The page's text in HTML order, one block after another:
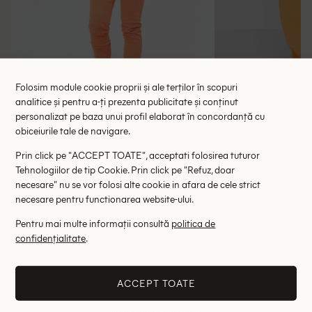
Blugi Zara, portocaliu
RRP: 149.00 lei
40
Blugi Sixth
W26
Altii au fost interesati de
Folosim module cookie proprii și ale terților în scopuri
analitice și pentru a-ți prezenta publicitate și conținut
personalizat pe baza unui profil elaborat în concordanță cu
obiceiurile tale de navigare.
Prin click pe "ACCEPT TOATE", acceptati folosirea tuturor
Tehnologiilor de tip Cookie. Prin click pe "Refuz, doar
necesare" nu se vor folosi alte cookie in afara de cele strict
necesare pentru functionarea website-ului.
Pentru mai multe informații consultă politica de
confidențialitate.
ACCEPT TOATE